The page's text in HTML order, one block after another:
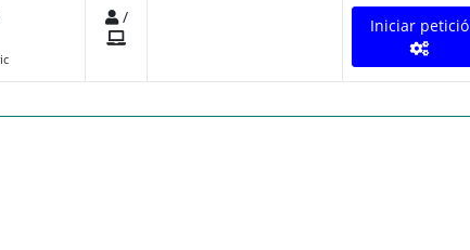
/ Iniciar petició